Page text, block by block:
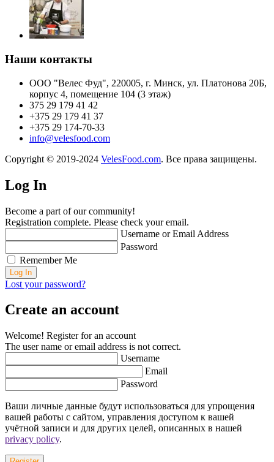
Наши контакты
ООО "Велес Фуд", 220005, г. Минск, ул. Платонова 20Б,
корпус 4, помещение 104 (3 этаж)
375 29 179 41 42
+375 29 179 41 37
+375 29 174-70-33
info@velesfood.com
Copyright © 2019-2024 VelesFood.com. Все права защищены.
Log In
Become a part of our community!
Registration complete. Please check your email.
Username or Email Address
Password
Remember Me
Lost your password?
Create an account
Welcome! Register for an account
The user name or email address is not correct.
Username
Email
Password
Ваши личные данные будут использоваться для упрощения
вашей работы с сайтом, управления доступом к вашей
учётной записи и для других целей, описанных в нашей
privacy policy.